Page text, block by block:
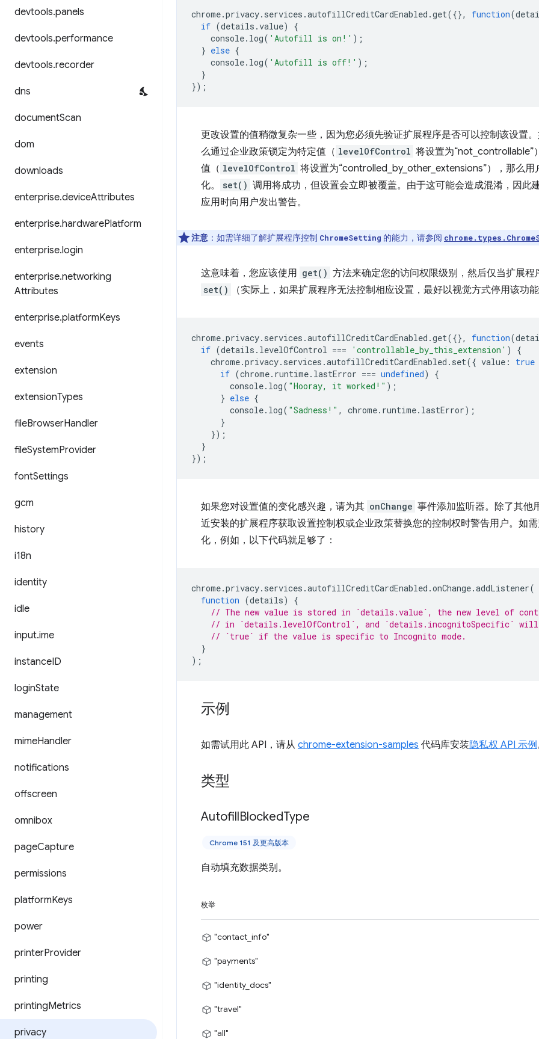
devtools.panels
devtools.performance
devtools.recorder
dns
documentScan
dom
downloads
enterprise.deviceAttributes
enterprise.hardwarePlatform
enterprise.login
enterprise.networking
Attributes
enterprise.platformKeys
events
extension
extensionTypes
fileBrowserHandler
fileSystemProvider
fontSettings
gcm
history
i18n
identity
idle
input.ime
instanceID
loginState
management
mimeHandler
notifications
offscreen
omnibox
pageCapture
permissions
platformKeys
power
printerProvider
printing
printingMetrics
privacy
chrome.privacy. services .autofillCreditCardEnabled .get({}, function(
if (details .value)
{
console. log( 'Autofill is on!' );
} else {
console. log( 'Autofill is off!' );
}
});
更改设置的值稍微复杂一些，因为您必须先验证扩展程序是否可以控制该设置
么通过企业政策锁定为特定值（ levelOfControl 将设置为“not_controllable”
值（ levelOfControl 将设置为“controlled_by_other_extensions”），那么
化。
set() 调用将成功，但设置会立即被覆盖。由于这可能会造成混淆，因此
应用时向用户发出警告。
注意 ：如需详细了解扩展程序控制 ChromeSetting 的能力，请参阅
这意味着，您应该使用 get() 方法来确定您的访问权限级别，然后仅当扩展
set() （实际上，如果扩展程序无法控制相应设置，最好以视觉方式停用该功
chrome.privacy. services .autofillCreditCardEnabled .get({}, function(
if (details . levelOfControl === 'controllable_by_this_extension' )
{
chrome.privacy. services .autofillCreditCardEnabled . set({ value :
true
if (chrome. runtime. lastError === undefined)
{
console. log( "Hooray, it worked!" );
} else {
console. log( "Sadness!" , chrome. runtime. lastError);
}
});
}
});
如果您对设置值的变化感兴趣，请为其 onChange 事件添加监听器。除了其他
近安装的扩展程序获取设置控制权或企业政策替换您的控制权时警告用户。如
化，例如，以下代码就足够了：
chrome.privacy. services .autofillCreditCardEnabled .onChange.addListener(
function (details)
{
// The new value is stored in `details.value`, the new level of
// in `details.levelOfControl`, and `details.incognitoSpecific` will
// `true` if the value is specific to Incognito mode.
}
);
示例
如需试用此 API，请从 chrome-extension-samples 代码库安装隐私权 API 示例
类型
AutofillBlockedType
Chrome 151 及更高版本
自动填充数据类别。
枚举
"contact_info"
"payments"
"identity_docs"
"travel"
"all"